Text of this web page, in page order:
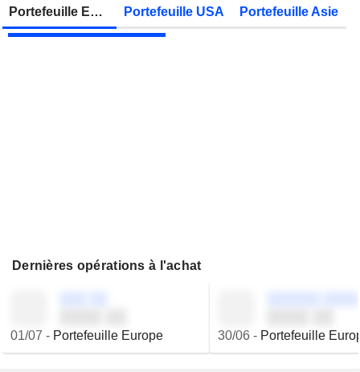
VIEL & CIE Publication des résultats - Q2 2026
Portefeuille Europe Portefeuille USA Portefeuille Asie
Dernières opérations à l'achat
01/07 - Portefeuille Europe 30/06- Portefeuille